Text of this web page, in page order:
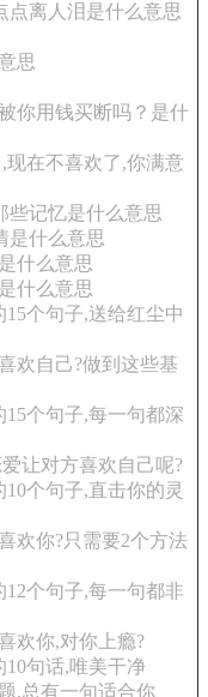
点离人泪是什么意思
思
你用钱买断吗？是什
在不喜欢了,你满意
些记忆是什么意思
是什么意思
什么意思
什么意思
个句子,送给红尘中
欢自己?做到这些基
个句子,每一句都深
让对方喜欢自己呢?
个句子,直击你的灵
欢你?只需要2个方法
个句子,每一句都非
欢你,对你上瘾?
10句话,唯美干净
,总有一句适合你